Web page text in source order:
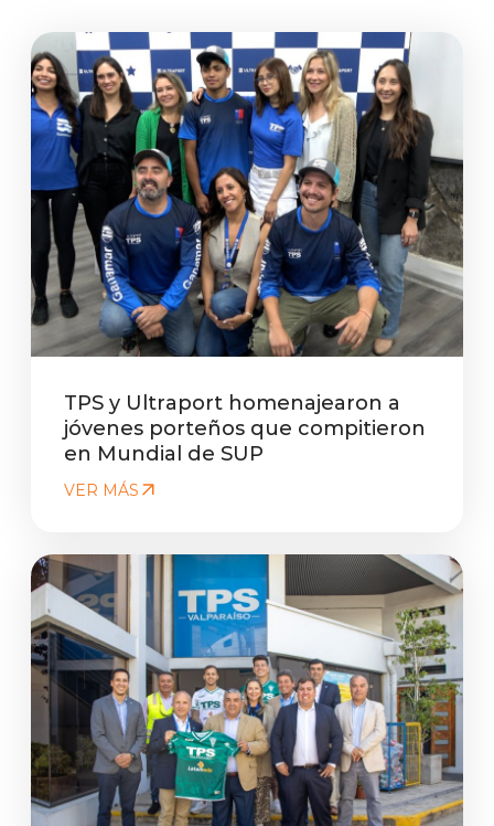
TPS y Ultraport homenajearon a
jóvenes porteños que compitieron
en Mundial de SUP
VER MÁS